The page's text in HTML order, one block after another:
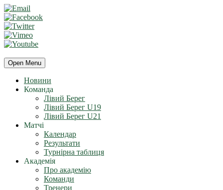
Open Menu
Новини
Команда
Лівий Берег
Лівий Берег U19
Лівий Берег U21
Матчі
Календар
Результати
Турнірна таблиця
Академія
Про академію
Команди
Тренери